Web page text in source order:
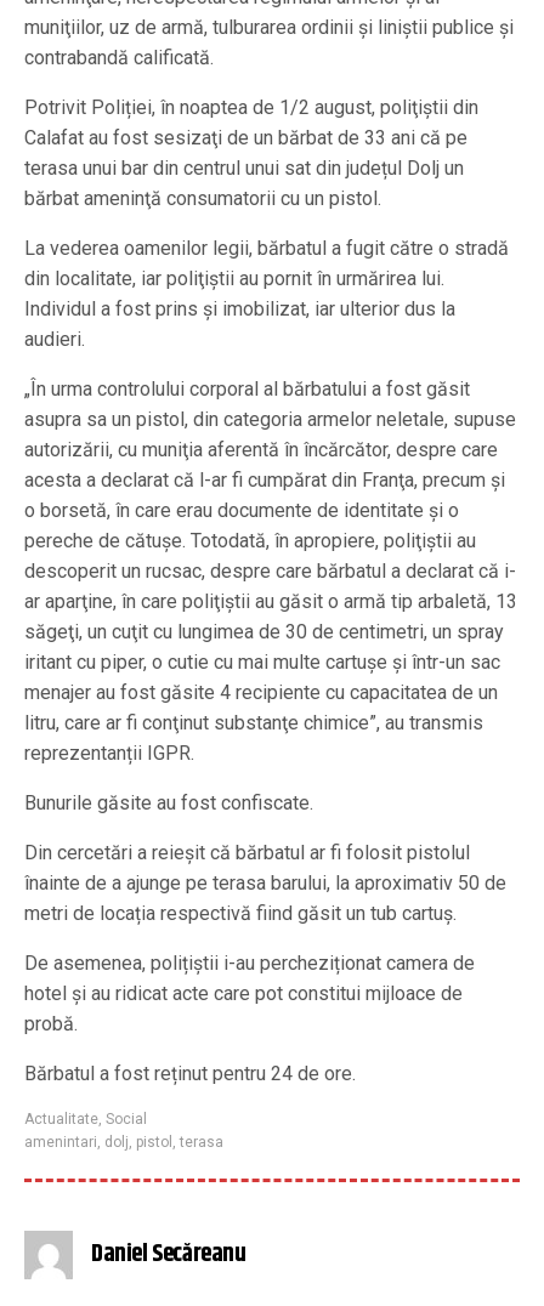
muniţiilor, uz de armă, tulburarea ordinii şi liniştii publice şi
contrabandă calificată.
Potrivit Poliției, în noaptea de 1/2 august, poliţiştii din
Calafat au fost sesizaţi de un bărbat de 33 ani că pe
terasa unui bar din centrul unui sat din județul Dolj un
bărbat ameninţă consumatorii cu un pistol.
La vederea oamenilor legii, bărbatul a fugit către o stradă
din localitate, iar poliţiştii au pornit în urmărirea lui.
Individul a fost prins şi imobilizat, iar ulterior dus la
audieri.
„În urma controlului corporal al bărbatului a fost găsit
asupra sa un pistol, din categoria armelor neletale, supuse
autorizării, cu muniţia aferentă în încărcător, despre care
acesta a declarat că l-ar fi cumpărat din Franţa, precum şi
o borsetă, în care erau documente de identitate şi o
pereche de cătuşe. Totodată, în apropiere, poliţiştii au
descoperit un rucsac, despre care bărbatul a declarat că i-
ar aparţine, în care poliţiştii au găsit o armă tip arbaletă, 13
săgeţi, un cuţit cu lungimea de 30 de centimetri, un spray
iritant cu piper, o cutie cu mai multe cartuşe și într-un sac
menajer au fost găsite 4 recipiente cu capacitatea de un
litru, care ar fi conţinut substanţe chimice”, au transmis
reprezentanții IGPR.
Bunurile găsite au fost confiscate.
Din cercetări a reieșit că bărbatul ar fi folosit pistolul
înainte de a ajunge pe terasa barului, la aproximativ 50 de
metri de locația respectivă fiind găsit un tub cartuș.
De asemenea, polițiștii i-au percheziționat camera de
hotel și au ridicat acte care pot constitui mijloace de
probă.
Bărbatul a fost reținut pentru 24 de ore.
Actualitate, Social
amenintari, dolj, pistol ,terasa
Daniel Secăreanu